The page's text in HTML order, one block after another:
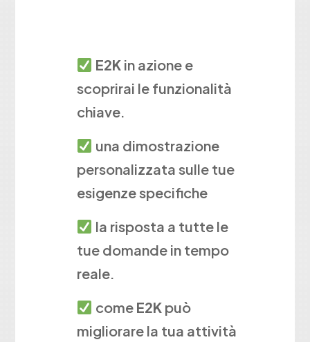
E2Kin azione e
scoprirai le funzionalità
chiave.
una dimostrazione
personalizzata sulle tue
esigenze specifiche
la risposta a tutte le
tue domande in tempo
reale.
come E2Kpuò
migliorare la tua attività